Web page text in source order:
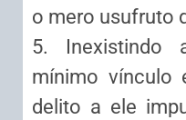
o mero usufruto
5. Inexistindo
mínimo vínculo
delito a ele